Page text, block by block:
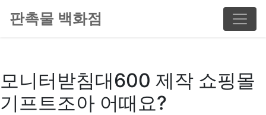
판촉물 백화점
모니터받침대600 제작 쇼핑몰
기프트조아 어때요?